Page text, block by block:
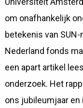
om onafhankelijk
betekenis van
Nederland fonds
een apart artikel
onderzoek. Het
ons jubileumjaar en